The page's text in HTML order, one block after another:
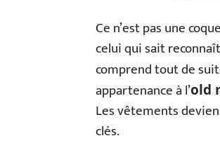
Ce n’est pas une
celui qui sait
comprend tout de
appartenance à l’old
Les vêtements
clés.